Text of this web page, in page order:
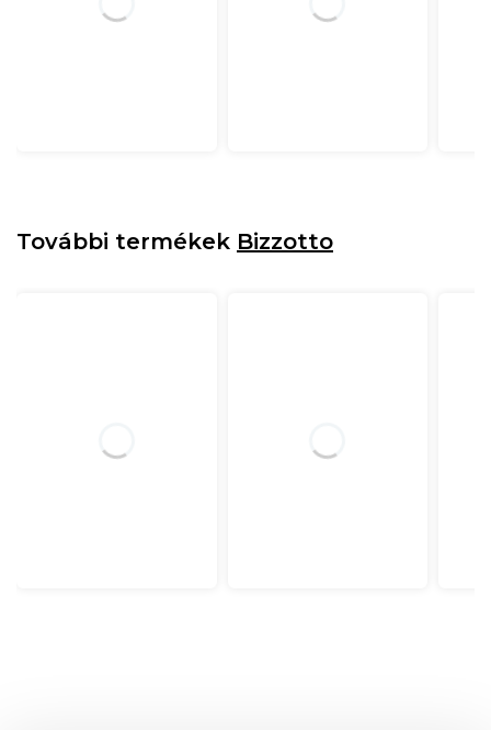
További termékek Bizzotto